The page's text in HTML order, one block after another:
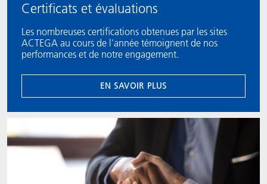
Certificats et évaluations
Les nombreuses certifications obtenues par les sites
ACTEGA au cours de l’année témoignent de nos
performances et de notre engagement.
EN SAVOIR PLUS